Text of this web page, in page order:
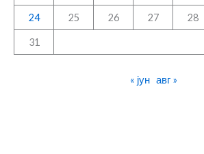
24 25 26 27 28
31
« јун авг »